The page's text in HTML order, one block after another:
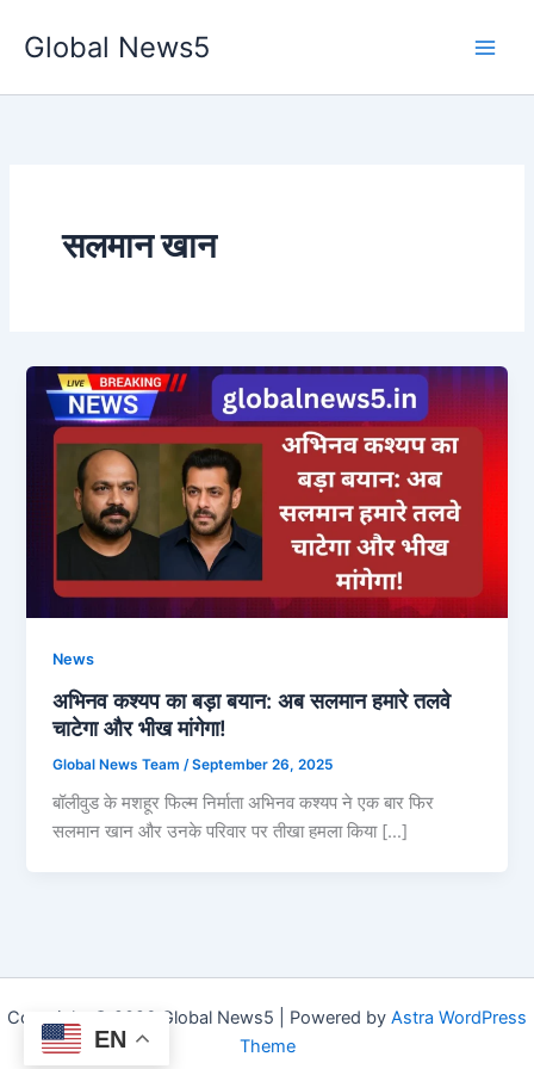
Global News5
सलमान खान
News
अभिनव कश्यप का बड़ा बयान: अब सलमान हमारे तलवे
चाटेगा और भीख मांगेगा!
Global News Team /September 26, 2025
बॉलीवुड के मशहूर फिल्म निर्माता अभिनव कश्यप ने एक बार फिर
सलमान खान और उनके परिवार पर तीखा हमला किया […]
Copyright © 2026 Global News5 | Powered by Astra WordPress
Theme
EN